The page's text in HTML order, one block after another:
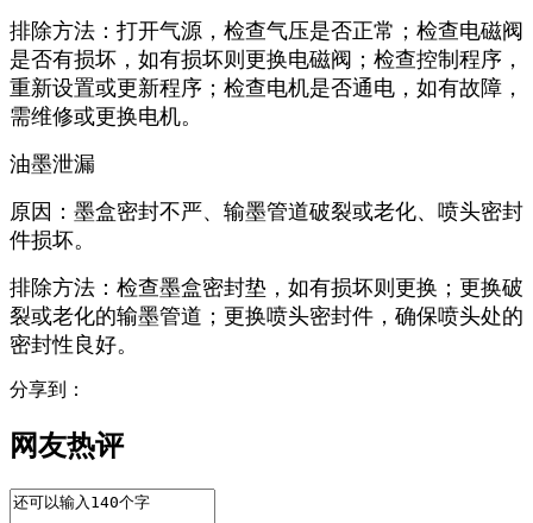
排除方法：打开气源，检查气压是否正常；检查电磁阀
是否有损坏，如有损坏则更换电磁阀；检查控制程序，
重新设置或更新程序；检查电机是否通电，如有故障，
需维修或更换电机。
油墨泄漏
原因：墨盒密封不严、输墨管道破裂或老化、喷头密封
件损坏。
排除方法：检查墨盒密封垫，如有损坏则更换；更换破
裂或老化的输墨管道；更换喷头密封件，确保喷头处的
密封性良好。
分享到：
网友热评